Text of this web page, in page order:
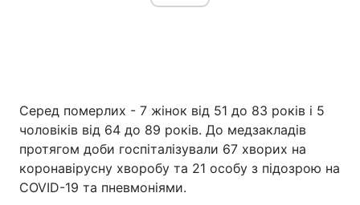
Серед померлих - 7 жінок від 51 до 83 років і 5
чоловіків від 64 до 89 років. До медзакладів
протягом доби госпіталізували 67 хворих на
коронавірусну хворобу та 21 особу з підозрою на
COVID-19 та пневмоніями.